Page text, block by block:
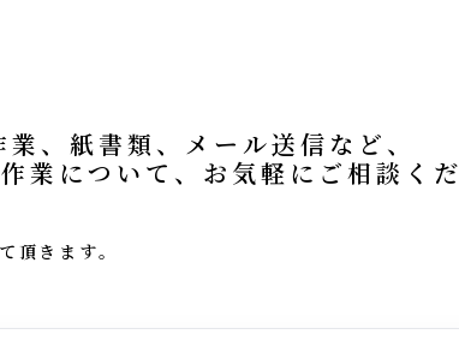
、紙書類、メール送信など、
業について、お気軽にご相談くだ
頂きます。